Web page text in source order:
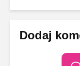
Dodaj